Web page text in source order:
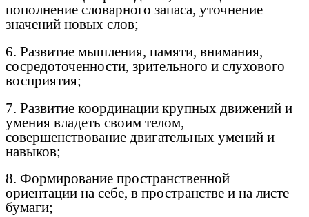
пополнение словарного запаса, уточнение
значений новых слов;
6. Развитие мышления, памяти, внимания,
сосредоточенности, зрительного и слухового
восприятия;
7. Развитие координации крупных движений и
умения владеть своим телом,
совершенствование двигательных умений и
навыков;
8. Формирование пространственной
ориентации на себе, в пространстве и на листе
бумаги;